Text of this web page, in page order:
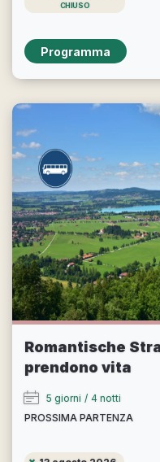
CHIUSO
Programma
Romantische
prendono vita
5 giorni / 4 notti
PROSSIMA PARTENZA